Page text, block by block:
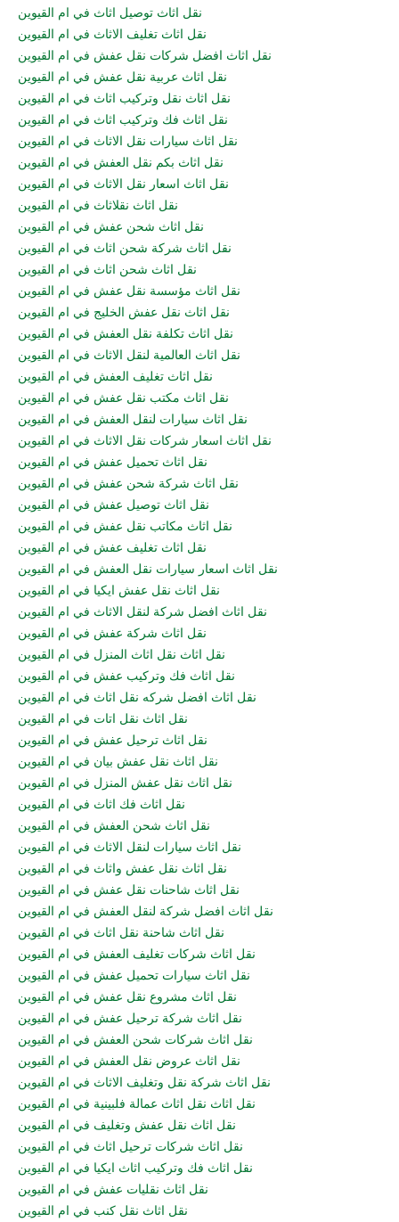
نقل اثاث توصيل اثاث في ام القيوين
نقل اثاث تغليف الاثاث في ام القيوين
نقل اثاث افضل شركات نقل عفش في ام القيوين
نقل اثاث عربية نقل عفش في ام القيوين
نقل اثاث نقل وتركيب اثاث في ام القيوين
نقل اثاث فك وتركيب اثاث في ام القيوين
نقل اثاث سيارات نقل الاثاث في ام القيوين
نقل اثاث بكم نقل العفش في ام القيوين
نقل اثاث اسعار نقل الاثاث في ام القيوين
نقل اثاث نقلاثاث في ام القيوين
نقل اثاث شحن عفش في ام القيوين
نقل اثاث شركة شحن اثاث في ام القيوين
نقل اثاث شحن اثاث في ام القيوين
نقل اثاث مؤسسة نقل عفش في ام القيوين
نقل اثاث نقل عفش الخليج في ام القيوين
نقل اثاث تكلفة نقل العفش في ام القيوين
نقل اثاث العالمية لنقل الاثاث في ام القيوين
نقل اثاث تغليف العفش في ام القيوين
نقل اثاث مكتب نقل عفش في ام القيوين
نقل اثاث سيارات لنقل العفش في ام القيوين
نقل اثاث اسعار شركات نقل الاثاث في ام القيوين
نقل اثاث تحميل عفش في ام القيوين
نقل اثاث شركة شحن عفش في ام القيوين
نقل اثاث توصيل عفش في ام القيوين
نقل اثاث مكاتب نقل عفش في ام القيوين
نقل اثاث تغليف عفش في ام القيوين
نقل اثاث اسعار سيارات نقل العفش في ام القيوين
نقل اثاث نقل عفش ايكيا في ام القيوين
نقل اثاث افضل شركة لنقل الاثاث في ام القيوين
نقل اثاث شركة عفش في ام القيوين
نقل اثاث نقل اثاث المنزل في ام القيوين
نقل اثاث فك وتركيب عفش في ام القيوين
نقل اثاث افضل شركه نقل اثاث في ام القيوين
نقل اثاث نقل اتات في ام القيوين
نقل اثاث ترحيل عفش في ام القيوين
نقل اثاث نقل عفش بيان في ام القيوين
نقل اثاث نقل عفش المنزل في ام القيوين
نقل اثاث فك اثاث في ام القيوين
نقل اثاث شحن العفش في ام القيوين
نقل اثاث سيارات لنقل الاثاث في ام القيوين
نقل اثاث نقل عفش واثاث في ام القيوين
نقل اثاث شاحنات نقل عفش في ام القيوين
نقل اثاث افضل شركة لنقل العفش في ام القيوين
نقل اثاث شاحنة نقل اثاث في ام القيوين
نقل اثاث شركات تغليف العفش في ام القيوين
نقل اثاث سيارات تحميل عفش في ام القيوين
نقل اثاث مشروع نقل عفش في ام القيوين
نقل اثاث شركة ترحيل عفش في ام القيوين
نقل اثاث شركات شحن العفش في ام القيوين
نقل اثاث عروض نقل العفش في ام القيوين
نقل اثاث شركة نقل وتغليف الاثاث في ام القيوين
نقل اثاث نقل اثاث عمالة فلبينية في ام القيوين
نقل اثاث نقل عفش وتغليف في ام القيوين
نقل اثاث شركات ترحيل اثاث في ام القيوين
نقل اثاث فك وتركيب اثاث ايكيا في ام القيوين
نقل اثاث نقليات عفش في ام القيوين
نقل اثاث نقل كنب في ام القيوين